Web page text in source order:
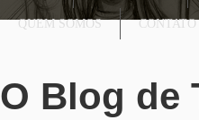
QUEM SOMOS CONTATO
O Blog de